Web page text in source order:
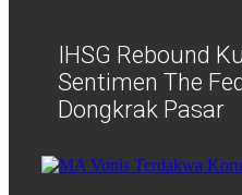
IHSG Rebound
Sentimen The
Dongkrak Pasar